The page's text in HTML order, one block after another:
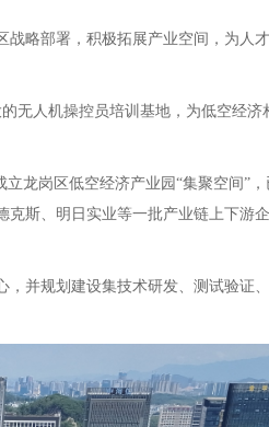
战略部署，积极拓展产业空间，为人
无人机操控员培训基地，为低空经济
龙岗区低空经济产业园“集聚空间”
克斯、明日实业等一批产业链上下游
，并规划建设集技术研发、测试验证